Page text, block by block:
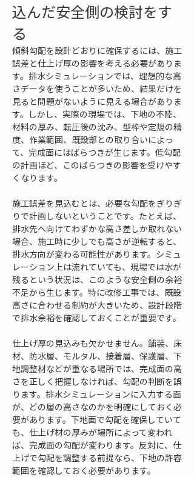
込んだ安全側の検討をす
る
傾斜勾配を設計どおりに確保するには、施工
誤差と仕上げ厚の影響を考える必要がありま
す。排水シミュレーションでは、理想的な高
さデータを使うことが多いため、結果だけを
見ると問題がないように見える場合がありま
す。しかし、実際の現場では、下地の不陸、
材料の厚み、転圧後の沈み、型枠や定規の精
度、作業範囲、既設部との取り合いによっ
て、完成面にはばらつきが生じます。低勾配
の計画ほど、このばらつきの影響を受けやす
くなります。
施工誤差を見込むとは、必要な勾配をぎりぎ
りで計画しないということです。たとえば、
排水先へ向けてわずかな高さ差しか取れない
場合、施工時に少しでも高さが逆転すると、
排水方向が変わる可能性があります。シミュ
レーション上は流れていても、現場では水が
残るという状況は、このような安全側の余裕
不足から生じます。特に改修工事では、既設
高さに合わせる制約が大きいため、設計段階
で排水余裕を確認しておくことが重要です。
仕上げ厚の見込みも欠かせません。舗装、床
材、防水層、モルタル、接着層、保護層、下
地調整材などが重なる場所では、完成面の高
さを正しく把握しなければ、勾配の判断を誤
ります。排水シミュレーションに入力する面
が、どの層の高さなのかを明確にしておく必
要があります。下地面で勾配を確保していて
も、仕上げ材の厚みが場所によって変われ
ば、完成面の勾配が変わります。反対に、仕
上げで勾配を調整する前提なら、下地の許容
範囲を確認しておく必要があります。